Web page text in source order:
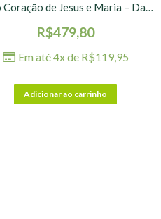
Livro Coração de Jesus e Maria – Davi – 30 x 2 x 18 cm
R$479,80
Em até 4x de R$119,95
Adicionar ao carrinho